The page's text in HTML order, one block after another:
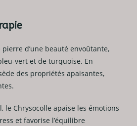
pierre d’une beauté envoûtante,
vert et de turquoise. En
des propriétés apaisantes,
le Chrysocolle apaise les émotions
et favorise l’équilibre